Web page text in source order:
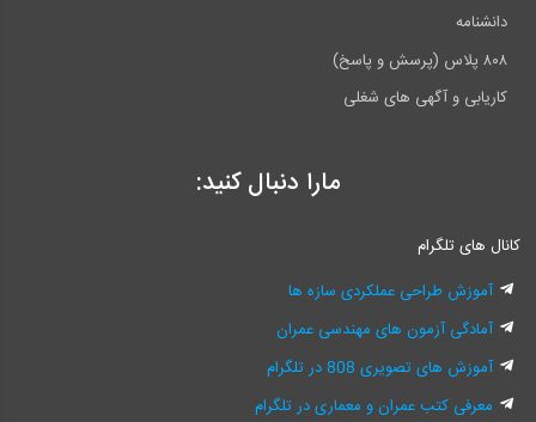
دانشنامه
۸۰۸ پلاس (پرسش و پاسخ)
کاریابی و آگهی های شغلی
مارا دنبال کنید:
کانال های تلگرام
آموزش طراحی عملکردی سازه ها
آمادگی آزمون های مهندسی عمران
آموزش های تصویری 808 در تلگرام
معرفی کتب عمران و معماری در تلگرام